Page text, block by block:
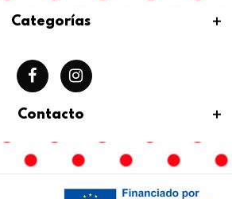
Categorías
Contacto